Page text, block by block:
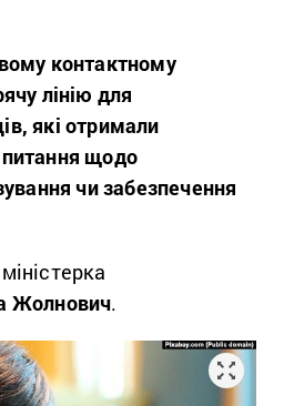
контактному
лінію для
які отримали
щодо
чи забезпечення
міністерка
Жолнович.